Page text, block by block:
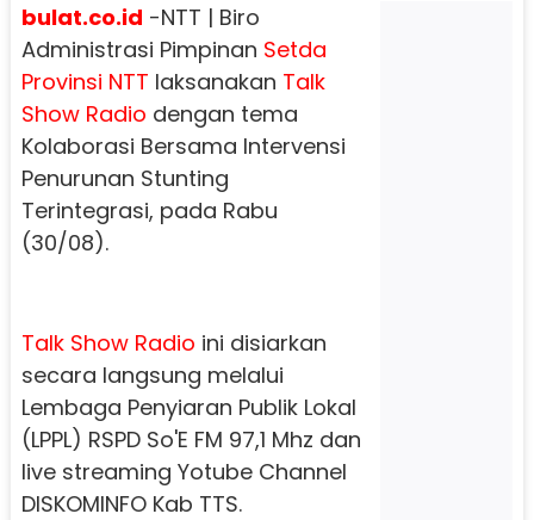
bulat.co.id -NTT | Biro
Administrasi Pimpinan Setda
Provinsi NTT laksanakan Talk
Show Radio dengan tema
Kolaborasi Bersama Intervensi
Penurunan Stunting
Terintegrasi, pada Rabu
(30/08).
Talk Show Radio ini disiarkan
secara langsung melalui
Lembaga Penyiaran Publik Lokal
(LPPL) RSPD So'E FM 97,1 Mhz dan
live streaming Yotube Channel
DISKOMINFO Kab TTS.